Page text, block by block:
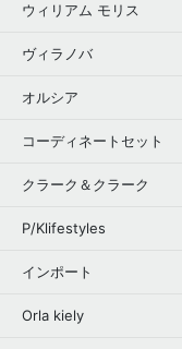
ウィリアム モリス
ヴィラノバ
オルシア
コーディネートセット
クラーク＆クラーク
P/Klifestyles
インポート
Orla kiely